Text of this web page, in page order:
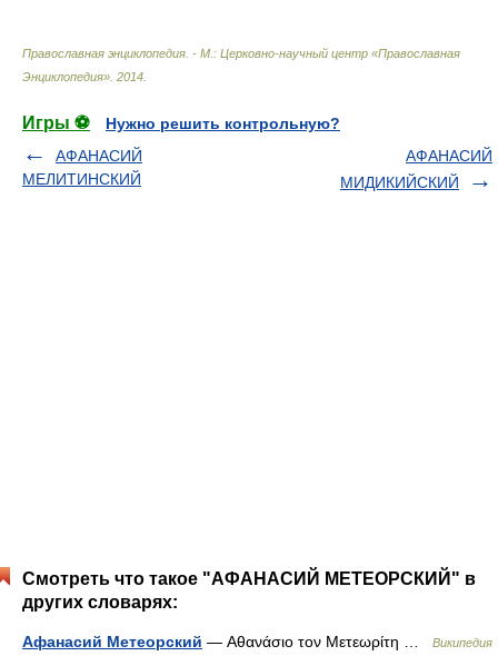
Православная энциклопедия. - М.: Церковно-научный центр «Православная
Энциклопедия» 2014
Игры ⚽
Нужно решить контрольную?
АФАНАСИЙ
МЕЛИТИНСКИЙ
АФАНАСИЙ
МИДИКИЙСКИЙ
Смотреть что такое "АФАНАСИЙ МЕТЕОРСКИЙ" в
других словарях:
Афанасий Метеорский — Αθανάσιο τον Μετεωρίτη … Википедия